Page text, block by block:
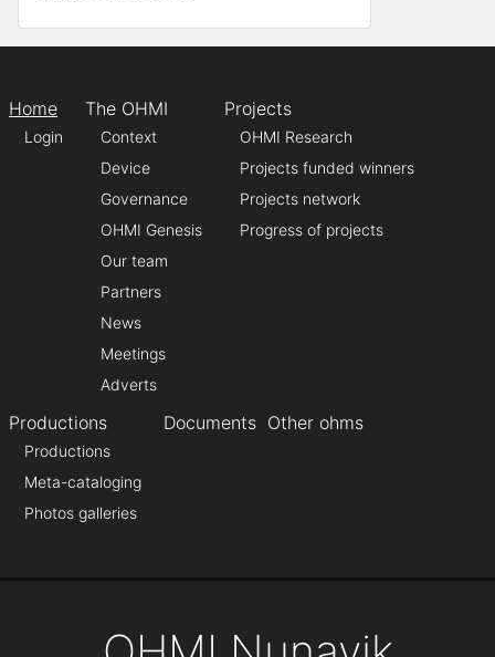
Home
Login
The OHMI
Context
Device
Governance
OHMI Genesis
Our team
Partners
News
Meetings
Adverts
Projects
OHMI Research
Projects funded winners
Projects network
Progress of projects
Productions
Productions
Meta-cataloging
Photos galleries
Documents Other ohms